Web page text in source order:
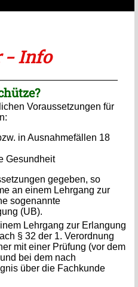
- Info
Voraussetzungen für
in Ausnahmefällen 18
Gesundheit
gegeben, so
an einem Lehrgang zur
sogenannte
(UB).
Lehrgang zur Erlangung
§ 32 der 1. Verordnung
mit einer Prüfung (vor dem
bei dem nach
über die Fachkunde